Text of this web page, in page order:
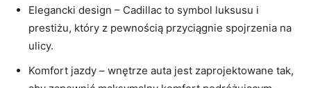
Elegancki design – Cadillac to symbol luksusu i
prestiżu, który‌ z pewnością przyciągnie spojrzenia na
ulicy.
Komfort jazdy – wnętrze auta jest zaprojektowane tak,